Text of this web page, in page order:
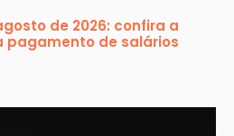
de 2026: confira a
pagamento de salários